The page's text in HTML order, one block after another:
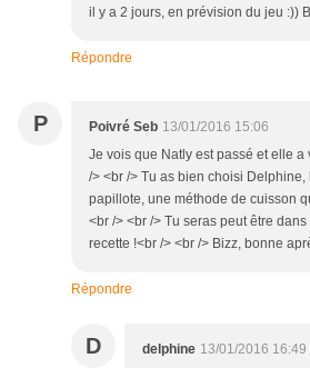
il y a 2 jours, en prévision du jeu :))
Répondre
P Poivré Seb 13/01/2016 15:06
Je vois que Natly est passé et elle
/> <br /> Tu as bien choisi
papillote, une méthode de cuisson
<br /> <br /> Tu seras peut être
recette !<br /> <br /> Bizz, bonne
Répondre
D delphine 13/01/2016 16:49